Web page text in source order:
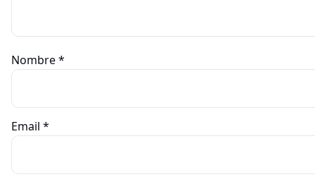
Nombre*
Email *